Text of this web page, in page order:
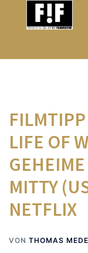
LIFE OF
MITTY
NETFLIX
VON THOMAS